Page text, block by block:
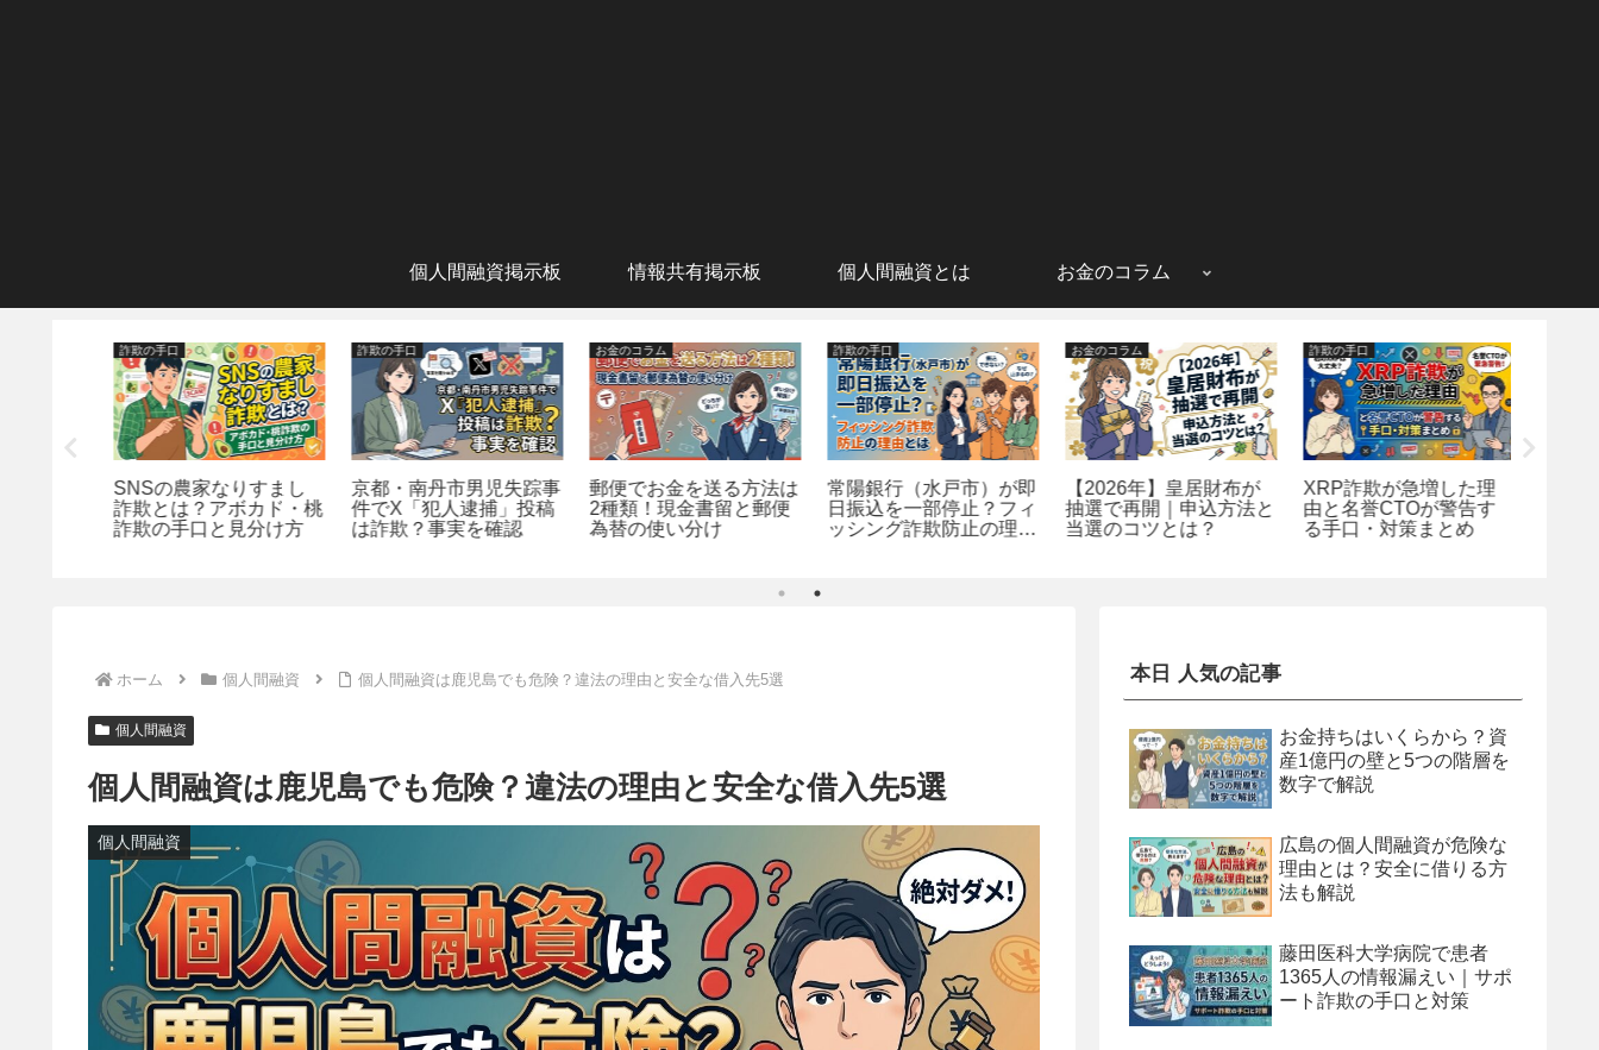
個人間融資掲示板 情報共有掲示板 個人間融資とは お金のコラム
詐欺の手口
SNSの農家なりすまし
詐欺とは？アボカド・桃
詐欺の手口と見分け方
詐欺の手口
京都・南丹市男児失踪事
件でX「犯人逮捕」投稿
は詐欺？事実を確認
お金のコラム
郵便でお金を送る方法は
2種類！現金書留と郵便
為替の使い分け
詐欺の手口
常陽銀行（水戸市）が即
日振込を一部停止？フィ
ッシング詐欺防止の理由
お金のコラム
【2026年】皇居財布が
抽選で再開｜申込方法と
当選のコツとは？
詐欺の手口
XRP詐欺が急増した理
由と名誉CTOが警告す
る手口・対策まとめ
ホーム 個人間融資 個人間融資は鹿児島でも危険？違法の理由と安全な借入先5選
個人間融資
個人間融資は鹿児島でも危険？違法の理由と安全な借入先5選
個人間融資
本日 人気の記事
お金持ちはいくらから？資
産1億円の壁と5つの階層を
数字で解説
広島の個人間融資が危険な
理由とは？安全に借りる方
法も解説
藤田医科大学病院で患者
1365人の情報漏えい｜サポ
ート詐欺の手口と対策